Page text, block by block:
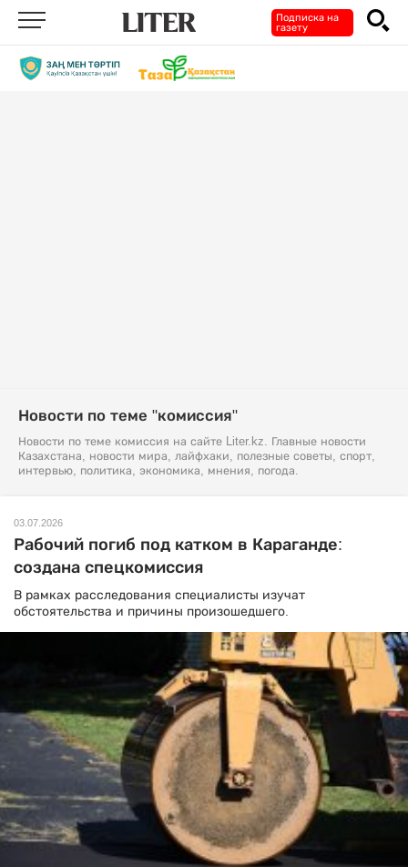
Подписка на
газету
Новости по теме "комиссия"
Новости по теме комиссия на сайте Liter.kz. Главные новости
Казахстана, новости мира, лайфхаки, полезные советы, спорт,
интервью, политика, экономика, мнения, погода.
03.07.2026
Рабочий погиб под катком в Караганде:
создана спецкомиссия
В рамках расследования специалисты изучат
обстоятельства и причины произошедшего.